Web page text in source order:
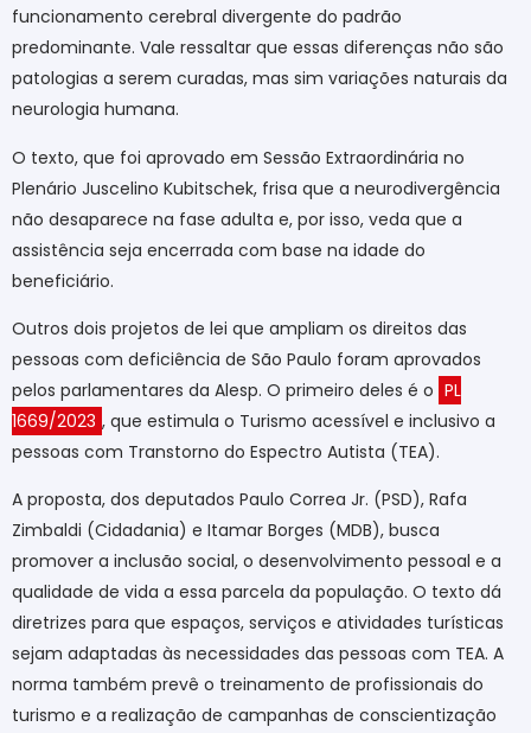
funcionamento cerebral divergente do padrão
predominante. Vale ressaltar que essas diferenças não são
patologias a serem curadas, mas sim variações naturais da
neurologia humana.
O texto, que foi aprovado em Sessão Extraordinária no
Plenário Juscelino Kubitschek, frisa que a neurodivergência
não desaparece na fase adulta e, por isso, veda que a
assistência seja encerrada com base na idade do
beneficiário.
Outros dois projetos de lei que ampliam os direitos das
pessoas com deficiência de São Paulo foram aprovados
pelos parlamentares da Alesp. O primeiro deles é o PL
1669/2023 , que estimula o Turismo acessível e inclusivo a
pessoas com Transtorno do Espectro Autista (TEA).
A proposta, dos deputados Paulo Correa Jr. (PSD), Rafa
Zimbaldi (Cidadania) e Itamar Borges (MDB), busca
promover a inclusão social, o desenvolvimento pessoal e a
qualidade de vida a essa parcela da população. O texto dá
diretrizes para que espaços, serviços e atividades turísticas
sejam adaptadas às necessidades das pessoas com TEA. A
norma também prevê o treinamento de profissionais do
turismo e a realização de campanhas de conscientização